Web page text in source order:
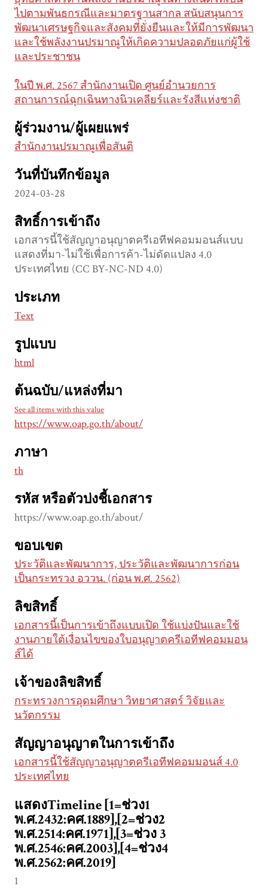
ไปตามพันธกรณีและมาตรฐานสากล สนับสนุนการ
พัฒนาเศรษฐกิจและสังคมที่ยั่งยืนและให้มีการพัฒนา
และใช้พลังงานปรมาณูให้เกิดความปลอดภัยแก่ผู้ใช้
และประชาชน
ในปี พ.ศ. 2567 สำนักงานเปิด ศูนย์อำนวยการ
สถานการณ์ฉุกเฉินทางนิวเคลียร์และรังสีแห่งชาติ
ผู้ร่วมงาน/ผู้เผยแพร่
สำนักงานปรมาณูเพื่อสันติ
วันที่บันทึกข้อมูล
2024-03-28
สิทธิ์การเข้าถึง
เอกสารนี้ใช้สัญญาอนุญาตครีเอทีฟคอมมอนส์แบบ
แสดงที่มา-ไม่ใช้เพื่อการค้า-ไม่ดัดแปลง 4.0
ประเทศไทย (CC BY-NC-ND 4.0)
ประเภท
Text
รูปแบบ
html
ต้นฉบับ/แหล่งที่มา
See all items with this value
https://www.oap.go.th/about/
ภาษา
th
รหัส หรือตัวบ่งชี้เอกสาร
https://www.oap.go.th/about/
ขอบเขต
ประวัติและพัฒนาการ, ประวัติและพัฒนาการก่อน
เป็นกระทรวง อววน. (ก่อน พ.ศ. 2562)
ลิขสิทธิ์
เอกสารนี้เป็นการเข้าถึงแบบเปิด ใช้แบ่งปันและใช้
งานภายใต้เงื่อนไขของใบอนุญาตครีเอทีฟคอมมอน
ส์ได้
เจ้าของลิขสิทธิ์
กระทรวงการอุดมศึกษา วิทยาศาสตร์ วิจัยและ
นวัตกรรม
สัญญาอนุญาตในการเข้าถึง
เอกสารนี้ใช้สัญญาอนุญาตครีเอทีฟคอมมอนส์ 4.0
ประเทศไทย
แสดงTimeline [1=ช่วง1
พ.ศ.2432:คศ.1889],[2=ช่วง2
พ.ศ.2514:คศ.1971],[3=ช่วง 3
พ.ศ.2546:คศ.2003],[4=ช่วง4
พ.ศ.2562:คศ.2019]
1